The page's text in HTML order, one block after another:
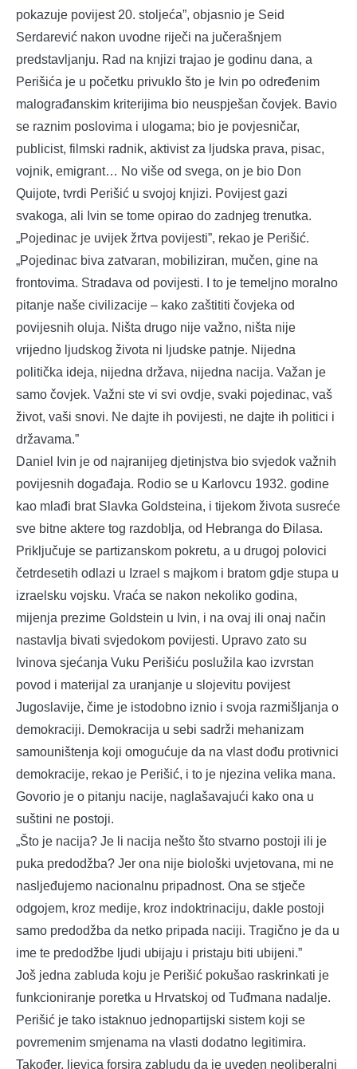
pokazuje povijest 20. stoljeća”, objasnio je Seid
Serdarević nakon uvodne riječi na jučerašnjem
predstavljanju. Rad na knjizi trajao je godinu dana, a
Perišića je u početku privuklo što je Ivin po određenim
malograđanskim kriterijima bio neuspješan čovjek. Bavio
se raznim poslovima i ulogama; bio je povjesničar,
publicist, filmski radnik, aktivist za ljudska prava, pisac,
vojnik, emigrant… No više od svega, on je bio Don
Quijote, tvrdi Perišić u svojoj knjizi. Povijest gazi
svakoga, ali Ivin se tome opirao do zadnjeg trenutka.
„Pojedinac je uvijek žrtva povijesti”, rekao je Perišić.
„Pojedinac biva zatvaran, mobiliziran, mučen, gine na
frontovima. Stradava od povijesti. I to je temeljno moralno
pitanje naše civilizacije – kako zaštititi čovjeka od
povijesnih oluja. Ništa drugo nije važno, ništa nije
vrijedno ljudskog života ni ljudske patnje. Nijedna
politička ideja, nijedna država, nijedna nacija. Važan je
samo čovjek. Važni ste vi svi ovdje, svaki pojedinac, vaš
život, vaši snovi. Ne dajte ih povijesti, ne dajte ih politici i
državama.”
Daniel Ivin je od najranijeg djetinjstva bio svjedok važnih
povijesnih događaja. Rodio se u Karlovcu 1932. godine
kao mlađi brat Slavka Goldsteina, i tijekom života susreće
sve bitne aktere tog razdoblja, od Hebranga do Đilasa.
Priključuje se partizanskom pokretu, a u drugoj polovici
četrdesetih odlazi u Izrael s majkom i bratom gdje stupa u
izraelsku vojsku. Vraća se nakon nekoliko godina,
mijenja prezime Goldstein u Ivin, i na ovaj ili onaj način
nastavlja bivati svjedokom povijesti. Upravo zato su
Ivinova sjećanja Vuku Perišiću poslužila kao izvrstan
povod i materijal za uranjanje u slojevitu povijest
Jugoslavije, čime je istodobno iznio i svoja razmišljanja o
demokraciji. Demokracija u sebi sadrži mehanizam
samouništenja koji omogućuje da na vlast dođu protivnici
demokracije, rekao je Perišić, i to je njezina velika mana.
Govorio je o pitanju nacije, naglašavajući kako ona u
suštini ne postoji.
„Što je nacija? Je li nacija nešto što stvarno postoji ili je
puka predodžba? Jer ona nije biološki uvjetovana, mi ne
nasljeđujemo nacionalnu pripadnost. Ona se stječe
odgojem, kroz medije, kroz indoktrinaciju, dakle postoji
samo predodžba da netko pripada naciji. Tragično je da u
ime te predodžbe ljudi ubijaju i pristaju biti ubijeni.”
Još jedna zabluda koju je Perišić pokušao raskrinkati je
funkcioniranje poretka u Hrvatskoj od Tuđmana nadalje.
Perišić je tako istaknuo jednopartijski sistem koji se
povremenim smjenama na vlasti dodatno legitimira.
Također, ljevica forsira zabludu da je uveden neoliberalni